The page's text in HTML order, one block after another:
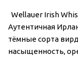
Wellauer Irish
Аутентичная
тёмные сорта
насыщенность,